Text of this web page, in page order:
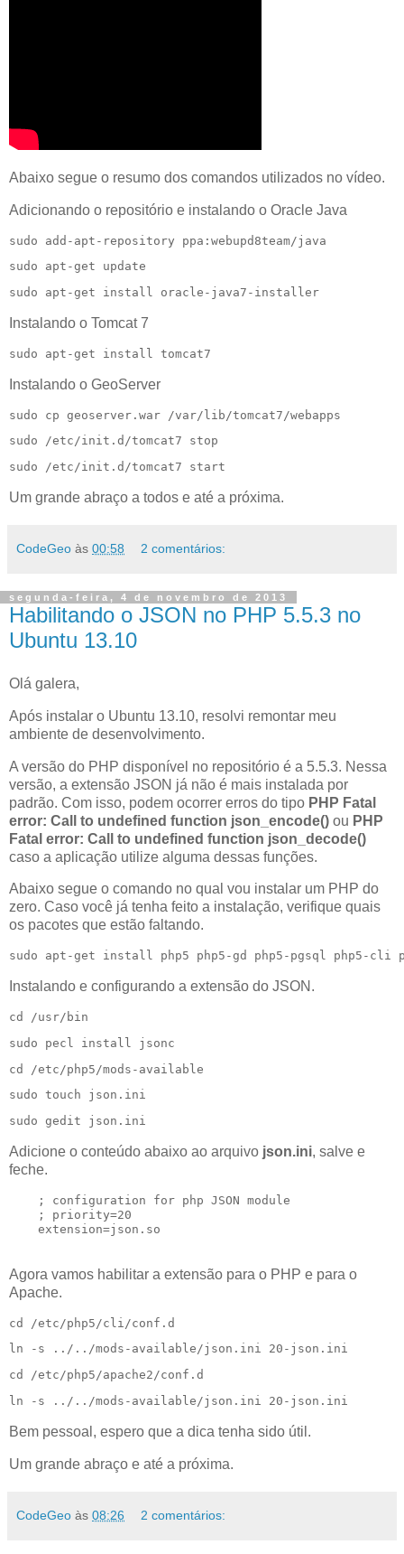
Abaixo segue o resumo dos comandos utilizados no vídeo.
Adicionando o repositório e instalando o Oracle Java
sudo add-apt-repository ppa:webupd8team/java
sudo apt-get update
sudo apt-get install oracle-java7-installer
Instalando o Tomcat 7
sudo apt-get install tomcat7
Instalando o GeoServer
sudo cp geoserver.war /var/lib/tomcat7/webapps
sudo /etc/init.d/tomcat7 stop
sudo /etc/init.d/tomcat7 start
Um grande abraço a todos e até a próxima.
CodeGeo às 00:58 2 comentários:
segunda-feira, 4 de novembro de 2013
Habilitando o JSON no PHP 5.5.3 no
Ubuntu 13.10
Olá galera,
Após instalar o Ubuntu 13.10, resolvi remontar meu
ambiente de desenvolvimento.
A versão do PHP disponível no repositório é a 5.5.3. Nessa
versão, a extensão JSON já não é mais instalada por
padrão. Com isso, podem ocorrer erros do tipo PHP Fatal
error: Call to undefined function json_encode() ou PHP
Fatal error: Call to undefined function json_decode()
caso a aplicação utilize alguma dessas funções.
Abaixo segue o comando no qual vou instalar um PHP do
zero. Caso você já tenha feito a instalação, verifique quais
os pacotes que estão faltando.
sudo apt-get install php5 php5-gd php5-pgsql php5-cli
Instalando e configurando a extensão do JSON.
cd /usr/bin
sudo pecl install jsonc
cd /etc/php5/mods-available
sudo touch json.ini
sudo gedit json.ini
Adicione o conteúdo abaixo ao arquivo json.ini, salve e
feche.
    ; configuration for php JSON module
    ; priority=20
    extension=json.so
Agora vamos habilitar a extensão para o PHP e para o
Apache.
cd /etc/php5/cli/conf.d
ln -s ../../mods-available/json.ini 20-json.ini
cd /etc/php5/apache2/conf.d
ln -s ../../mods-available/json.ini 20-json.ini
Bem pessoal, espero que a dica tenha sido útil.
Um grande abraço e até a próxima.
CodeGeo às 08:26 2 comentários: